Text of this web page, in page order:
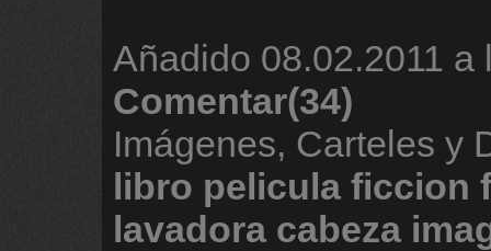
Añadido 08.02.2011 a
Comentar(34)
Imágenes, Carteles y
libro pelicula ficcion
lavadora cabeza